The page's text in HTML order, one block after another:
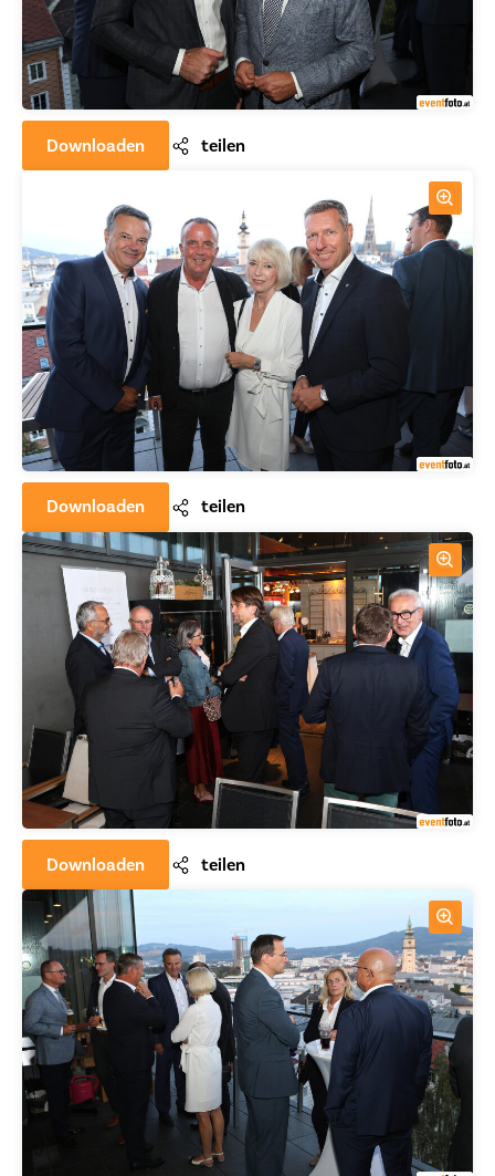
Downloaden teilen
Downloaden teilen
Downloaden teilen